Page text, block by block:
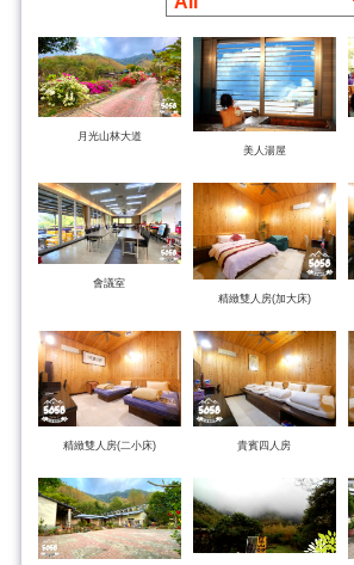
月光山林大道
美人湯屋
會議室
精緻雙人房(加大床)
精緻雙人房(二小床) 貴賓四人房